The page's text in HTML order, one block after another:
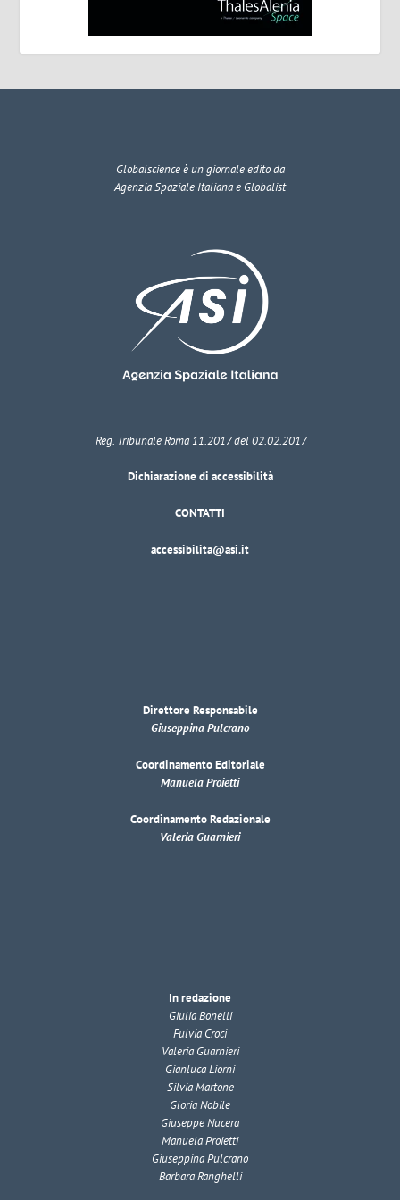
Globalscienceè un giornale edito da
Agenzia Spaziale Italiana e Globalist
Reg. Tribunale Roma 11.2017 del 02.02.2017
Dichiarazione di accessibilità
CONTATTI
accessibilita@asi.it
Direttore Responsabile
Giuseppina Pulcrano
Coordinamento Editoriale
Manuela Proietti
Coordinamento Redazionale
Valeria Guarnieri
In redazione
Giulia Bonelli
Fulvia Croci
Valeria Guarnieri
Gianluca Liorni
Silvia Martone
Gloria Nobile
Giuseppe Nucera
Manuela Proietti
Giuseppina Pulcrano
Barbara Ranghelli